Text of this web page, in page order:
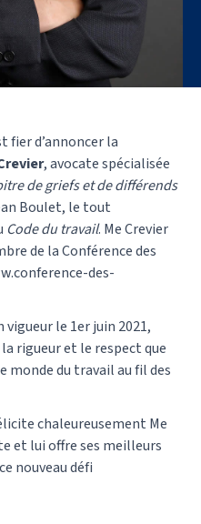
fier d’annoncer la
, avocate spécialisée
de griefs et de différends
Boulet, le tout
Code du travail. Me Crevier
de la Conférence des
des-
le 1er juin 2021,
rigueur et le respect que
monde du travail au fil des
chaleureusement Me
et lui offre ses meilleurs
nouveau défi